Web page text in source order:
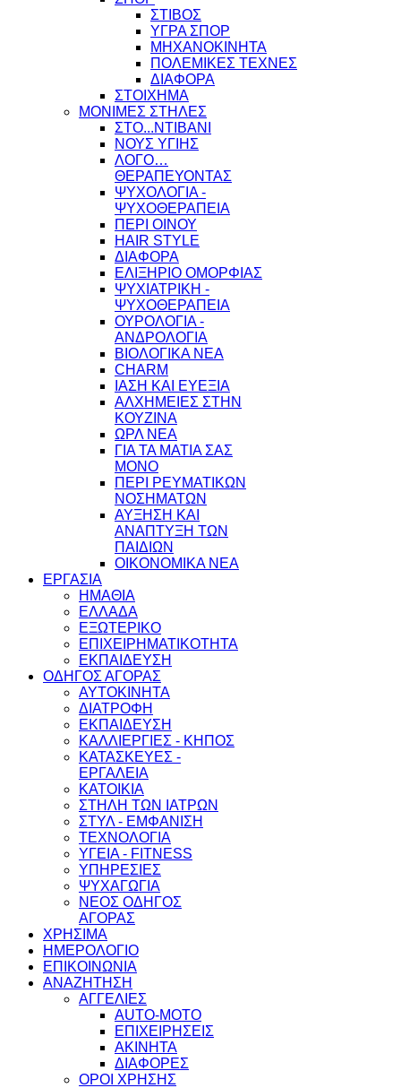
ΣΤΙΒΟΣ
ΥΓΡΑ ΣΠΟΡ
ΜΗΧΑΝΟΚΙΝΗΤΑ
ΠΟΛΕΜΙΚΕΣ ΤΕΧΝΕΣ
ΔΙΑΦΟΡΑ
ΣΤΟΙΧΗΜΑ
ΜΟΝΙΜΕΣ ΣΤΗΛΕΣ
ΣΤΟ...ΝΤΙΒΑΝΙ
ΝΟΥΣ ΥΓΙΗΣ
ΛΟΓΟ…
ΘΕΡΑΠΕΥΟΝΤΑΣ
ΨΥΧΟΛΟΓΙΑ -
ΨΥΧΟΘΕΡΑΠΕΙΑ
ΠΕΡΙ ΟΙΝΟΥ
HAIR STYLE
ΔΙΑΦΟΡΑ
ΕΛΙΞΗΡΙΟ ΟΜΟΡΦΙΑΣ
ΨΥΧΙΑΤΡΙΚΗ -
ΨΥΧΟΘΕΡΑΠΕΙΑ
ΟΥΡΟΛΟΓΙΑ -
ΑΝΔΡΟΛΟΓΙΑ
ΒΙΟΛΟΓΙΚΑ ΝΕΑ
CHARM
ΙΑΣΗ ΚΑΙ ΕΥΕΞΙΑ
ΑΛΧΗΜΕΙΕΣ ΣΤΗΝ
ΚΟΥΖΙΝΑ
ΩΡΛ ΝEA
ΓΙΑ ΤΑ ΜΑΤΙΑ ΣΑΣ
ΜΟΝΟ
ΠΕΡΙ ΡΕΥΜΑΤΙΚΩΝ
ΝΟΣΗΜΑΤΩΝ
ΑΥΞΗΣΗ ΚΑΙ
ΑΝΑΠΤΥΞΗ ΤΩΝ
ΠΑΙΔΙΩΝ
ΟΙΚΟΝΟΜΙΚΑ ΝΕΑ
ΕΡΓΑΣΙΑ
ΗΜΑΘΙΑ
ΕΛΛΑΔΑ
ΕΞΩΤΕΡΙΚΟ
ΕΠΙΧΕΙΡΗΜΑΤΙΚΟΤΗΤΑ
ΕΚΠΑΙΔΕΥΣΗ
ΟΔΗΓΟΣ ΑΓΟΡΑΣ
ΑΥΤΟΚΙΝΗΤΑ
ΔΙΑΤΡΟΦΗ
ΕΚΠΑΙΔΕΥΣΗ
ΚΑΛΛΙΕΡΓΙΕΣ - ΚΗΠΟΣ
ΚΑΤΑΣΚΕΥΕΣ -
ΕΡΓΑΛΕΙΑ
ΚΑΤΟΙΚΙΑ
ΣΤΗΛΗ ΤΩΝ ΙΑΤΡΩΝ
ΣΤΥΛ - ΕΜΦΑΝΙΣΗ
ΤΕΧΝΟΛΟΓΙΑ
ΥΓΕΙΑ - FITNESS
ΥΠΗΡΕΣΙΕΣ
ΨΥΧΑΓΩΓΙΑ
ΝΕΟΣ ΟΔΗΓΟΣ
ΑΓΟΡΑΣ
ΧΡΗΣΙΜΑ
ΗΜΕΡΟΛΟΓΙΟ
ΕΠΙΚΟΙΝΩΝΙΑ
ΑΝΑΖΗΤΗΣΗ
ΑΓΓΕΛΙΕΣ
AUTO-MOTO
ΕΠΙΧΕΙΡΗΣΕΙΣ
ΑΚΙΝΗΤΑ
ΔΙΑΦΟΡΕΣ
ΟΡΟΙ ΧΡΗΣΗΣ